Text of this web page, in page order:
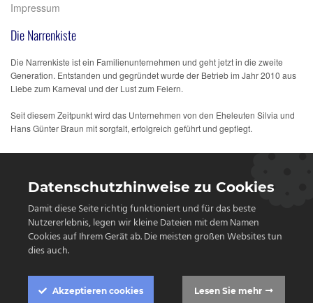
Impressum
Die Narrenkiste
Die Narrenkiste ist ein Familienunternehmen und geht jetzt in die zweite
Generation. Entstanden und gegründet wurde der Betrieb im Jahr 2010 aus
Liebe zum Karneval und der Lust zum Feiern.
Seit diesem Zeitpunkt wird das Unternehmen von den Eheleuten Silvia und
Hans Günter Braun mit sorgfalt, erfolgreich geführt und gepflegt.
Datenschutzhinweise zu Cookies
Damit diese Seite richtig funktioniert und für das beste
Nutzererlebnis, legen wir kleine Dateien mit dem Namen
Cookies auf Ihrem Gerät ab. Die meisten großen Websites tun
dies auch.
Akzeptieren cookies Lesen Sie mehr